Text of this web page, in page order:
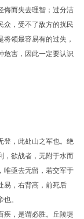
侮而失去理智；过分洁
众，受不了敌方的扰民
领最容易有的过失，
危害，因此一定要认识
登，此处山之军也。绝
，欲战者，无附于水而
唯亟去无留，若交军于
易，右背高，前死后
。
疾，是谓必胜。丘陵堤